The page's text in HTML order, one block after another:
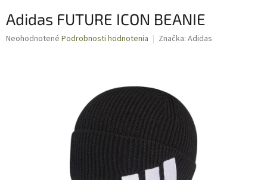
Adidas FUTURE ICON BEANIE
Priemerné
Neohodnotené Podrobnosti hodnotenia Značka: Adidas